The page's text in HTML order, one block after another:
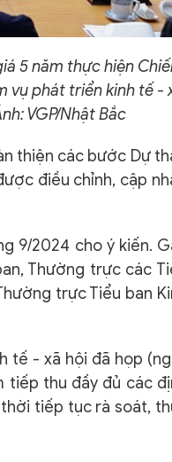
5 năm thực hiện
vụ phát triển kinh tế -
VGP/Nhật Bắc
thiện các bước Dự
điều chỉnh, cập
9/2024 cho ý kiến.
Thường trực các
trực Tiểu ban
tế - xã hội đã họp
tiếp thu đầy đủ các
thời tiếp tục rà soát,